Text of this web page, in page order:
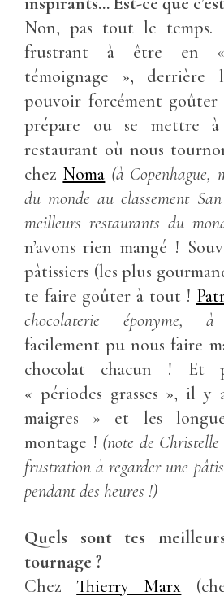
Non, pas tout le
frustrant à être en
témoignage », derrière
pouvoir forcément goûter
prépare ou se mettre
restaurant où nous
chez Noma (à Copenhague,
du monde au classement
meilleurs restaurants du
n’avons rien mangé !
pâtissiers (les plus
te faire goûter à tout !
chocolaterie éponyme,
facilement pu nous faire
chocolat chacun ! Et
« périodes grasses », il y
maigres » et les
montage ! (note de Christelle
frustration à regarder une
pendant des heures !)
Quels sont tes
tournage ?
ChezThierry Marx